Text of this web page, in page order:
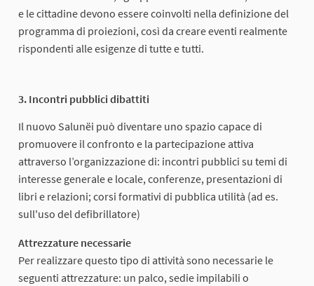
e le cittadine devono essere coinvolti nella definizione del
programma di proiezioni, così da creare eventi realmente
rispondenti alle esigenze di tutte e tutti.
3. Incontri pubblici dibattiti
Il nuovo Salunëi può diventare uno spazio capace di
promuovere il confronto e la partecipazione attiva
attraverso l’organizzazione di: incontri pubblici su temi di
interesse generale e locale, conferenze, presentazioni di
libri e relazioni; corsi formativi di pubblica utilità (ad es.
sull'uso del defibrillatore)
Attrezzature necessarie
Per realizzare questo tipo di attività sono necessarie le
seguenti attrezzature: un palco, sedie impilabili o